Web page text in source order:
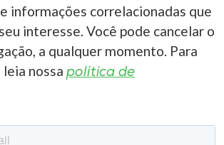
informações correlacionadas que
interesse. Você pode cancelar o
a qualquer momento. Para
nossa política de